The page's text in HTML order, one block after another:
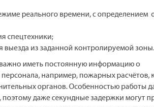
реального времени, с определением
спецтехники;
из заданной контролируемой зоны.
иметь постоянную информацию о
например, пожарных расчётов,
органов. Особенностью работы
даже секундные задержки могут